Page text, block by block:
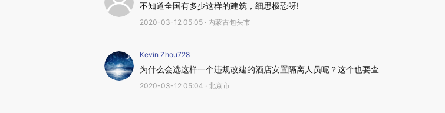
不知道全国有多少这样的建筑，细思极恐呀!
2020-03-12 05:05 · 内蒙古包头市
Kevin Zhou728
为什么会选这样一个违规改建的酒店安置隔离人员呢？这个也要查
2020-03-12 05:04 · 北京市